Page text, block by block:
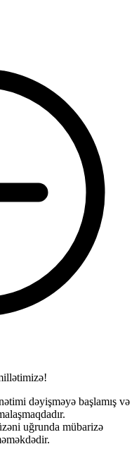
dəyişməyə başlamış və
uğrunda mübarizə